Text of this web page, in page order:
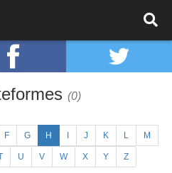
(0)
F G H J K L M
U V W X Y Z